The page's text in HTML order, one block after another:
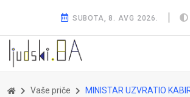
SUBOTA, 8. AVG 2026.
Vaše priče MINISTAR UZVRATIO KABIRIJU: Mnogi te se ne plaše i neće nikada, ni u mom rodnom